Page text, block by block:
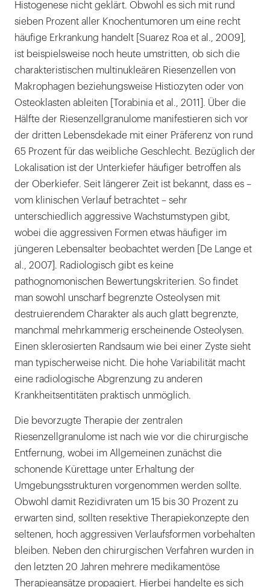
Histogenese nicht geklärt. Obwohl es sich mit rund
sieben Prozent aller Knochentumoren um eine recht
häufige Erkrankung handelt [Suarez Roa et al., 2009],
ist beispielsweise noch heute umstritten, ob sich die
charakteristischen multinukleären Riesenzellen von
Makrophagen beziehungsweise Histiozyten oder von
Osteoklasten ableiten [Torabinia et al., 2011]. Über die
Hälfte der Riesenzellgranulome manifestieren sich vor
der dritten Lebensdekade mit einer Präferenz von rund
65 Prozent für das weibliche Geschlecht. Bezüglich der
Lokalisation ist der Unterkiefer häufiger betroffen als
der Oberkiefer. Seit längerer Zeit ist bekannt, dass es –
vom klinischen Verlauf betrachtet – sehr
unterschiedlich aggressive Wachstumstypen gibt,
wobei die aggressiven Formen etwas häufiger im
jüngeren Lebensalter beobachtet werden [De Lange et
al., 2007]. Radiologisch gibt es keine
pathognomonischen Bewertungskriterien. So findet
man sowohl unscharf begrenzte Osteolysen mit
destruierendem Charakter als auch glatt begrenzte,
manchmal mehrkammerig erscheinende Osteolysen.
Einen sklerosierten Randsaum wie bei einer Zyste sieht
man typischerweise nicht. Die hohe Variabilität macht
eine radiologische Abgrenzung zu anderen
Krankheitsentitäten praktisch unmöglich.
Die bevorzugte Therapie der zentralen
Riesenzellgranulome ist nach wie vor die chirurgische
Entfernung, wobei im Allgemeinen zunächst die
schonende Kürettage unter Erhaltung der
Umgebungsstrukturen vorgenommen werden sollte.
Obwohl damit Rezidivraten um 15 bis 30 Prozent zu
erwarten sind, sollten resektive Therapiekonzepte den
seltenen, hoch aggressiven Verlaufsformen vorbehalten
bleiben. Neben den chirurgischen Verfahren wurden in
den letzten 20 Jahren mehrere medikamentöse
Therapieansätze propagiert. Hierbei handelte es sich